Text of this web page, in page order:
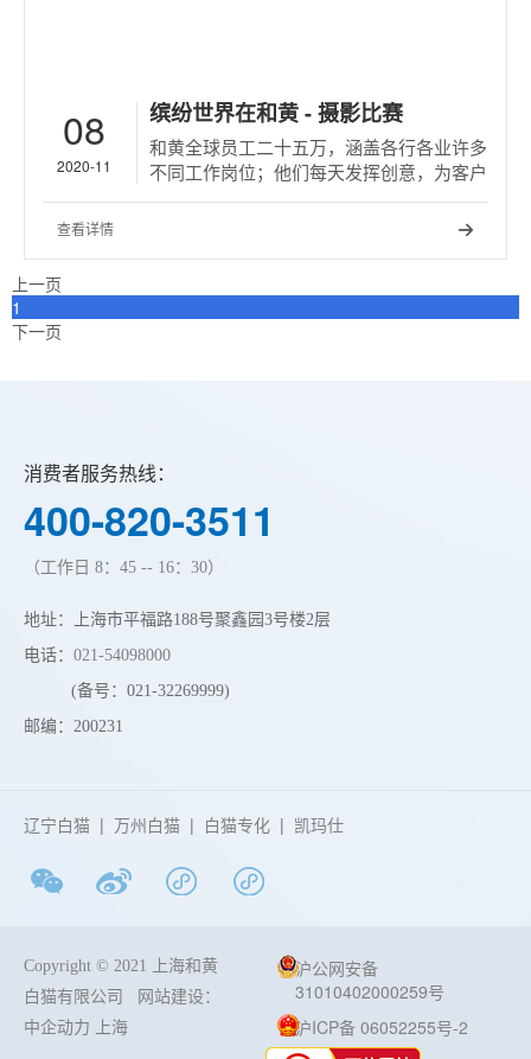
08
2020-11
缤纷世界在和黄 - 摄影比赛
和黄全球员工二十五万，涵盖各行各业许多
不同工作岗位；他们每天发挥创意，为客户
提供优质服务，在各小区增添姿采。
查看详情 
上一页
1
下一页
消费者服务热线：
400-820-3511
（工作日 8：45 -- 16：30）
地址：上海市平福路188号聚鑫园3号楼2层
电话： 021-54098000
(备号：021-32269999)
邮编：200231
辽宁白猫 | 万州白猫 | 白猫专化 | 凯玛仕
Copyright © 2021 上海和黄
白猫有限公司
网站建设：
中企动力
上海
沪公网安备
31010402000259号
沪ICP备 06052255号-2